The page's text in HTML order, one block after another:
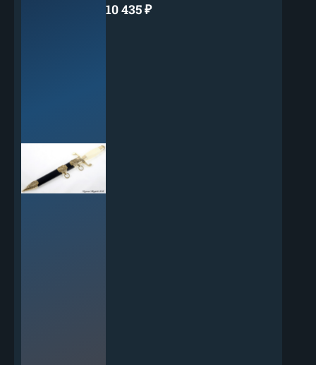
10 435₽